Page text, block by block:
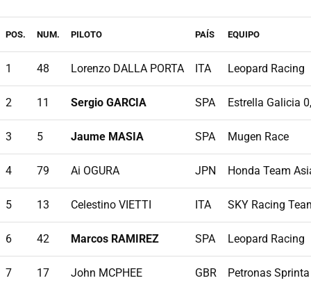
POS. NUM. PILOTO PAÍS EQUIPO
1 48 Lorenzo DALLA PORTA ITA Leopard Racing
2 11 Sergio GARCIA SPA Estrella Galicia
3 5 Jaume MASIA SPA Mugen Race
4 79 Ai OGURA JPN Honda Team
5 13 Celestino VIETTI ITA SKY Racing
6 42 Marcos RAMIREZ SPA Leopard Racing
7 17 John MCPHEE GBR Petronas